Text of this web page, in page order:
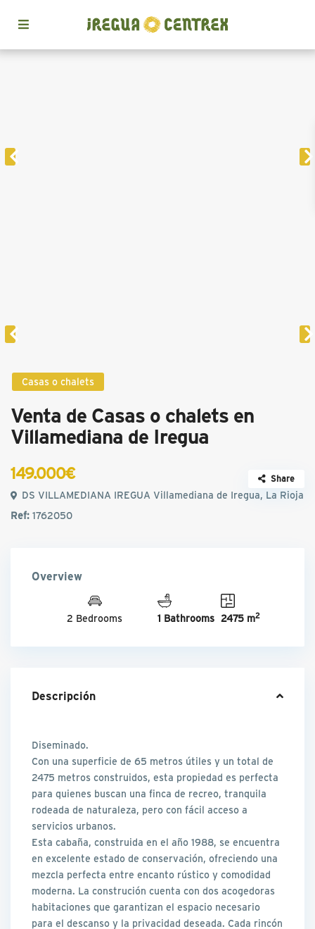
Casas o chalets
Venta de Casas o chalets en
Villamediana de Iregua
149.000€
DS VILLAMEDIANA IREGUA Villamediana de Iregua, La Rioja
Ref:1762050
Share
Overview
2 Bedrooms 1 Bathrooms 2475 m2
Descripción
Diseminado.
Con una superficie de 65 metros útiles y un total de
2475 metros construidos, esta propiedad es perfecta
para quienes buscan una finca de recreo, tranquila
rodeada de naturaleza, pero con fácil acceso a
servicios urbanos.
Esta cabaña, construida en el año 1988, se encuentra
en excelente estado de conservación, ofreciendo una
mezcla perfecta entre encanto rústico y comodidad
moderna. La construción cuenta con dos acogedoras
habitaciones que garantizan el espacio necesario
para el descanso y la privacidad deseada. Cada rincón